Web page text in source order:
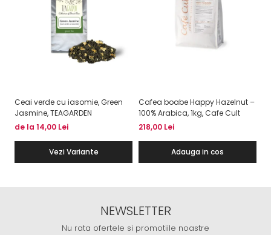
Ceai verde cu iasomie, Green
Jasmine, TEAGARDEN
de la 14,00 Lei
Vezi Variante
Cafea boabe Happy Hazelnut –
100% Arabica, 1kg, Cafe Cult
218,00 Lei
Adauga in cos
NEWSLETTER
Nu rata ofertele si promotiile noastre